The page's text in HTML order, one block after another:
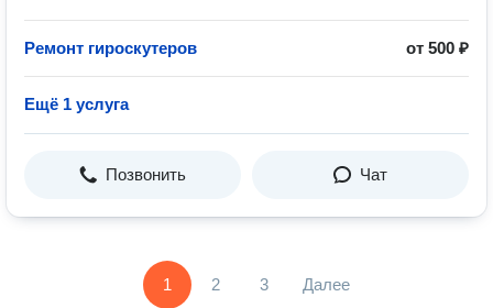
Ремонт гироскутеров от 500 ₽
Ещё 1 услуга
Позвонить Чат
1 2 3 Далее